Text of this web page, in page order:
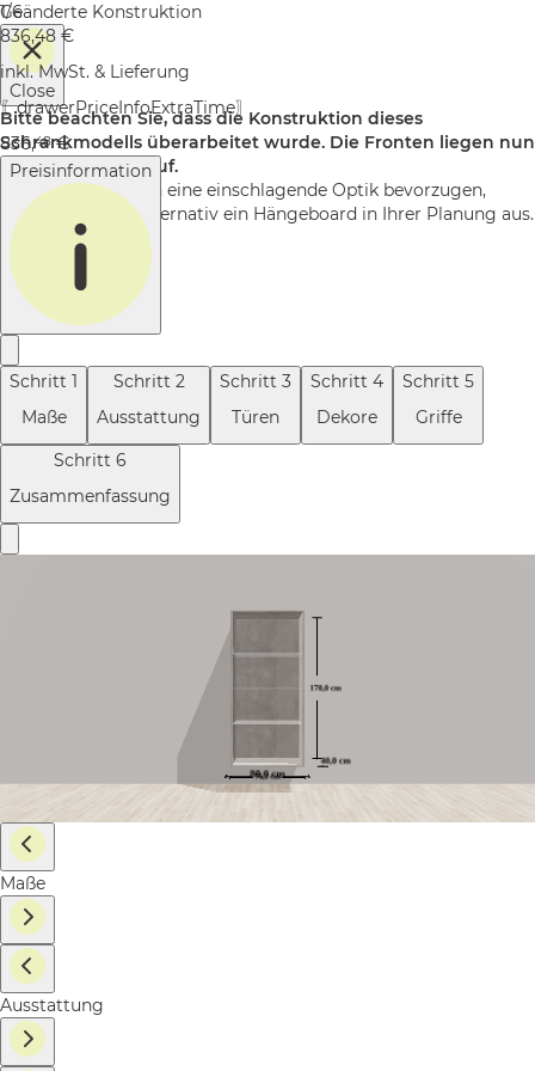
1/6
836,48 €
inkl. MwSt. & Lieferung
〖drawerPriceInfoExtraTime〗
836,48€
Preisinformation
Schritt 1
Maße
Schritt 2
Ausstattung
Schritt 3
Türen
Schritt 4
Dekore
Schritt 5
Griffe
Schritt 6
Zusammenfassung
Maße
Ausstattung
Geänderte Konstruktion
Close
Bitte beachten Sie, dass die Konstruktion dieses
Schrankmodells überarbeitet wurde. Die Fronten liegen nun
auf dem Korpus auf.
Wenn Sie weiterhin eine einschlagende Optik bevorzugen,
wählen Sie bitte alternativ ein Hängeboard in Ihrer Planung aus.